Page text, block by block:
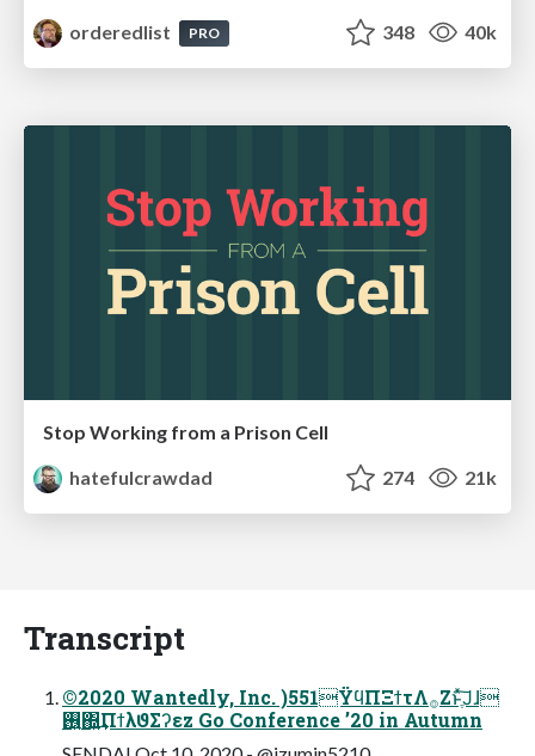
orderedlist
PRO 348 40k
Stop Working from a Prison Cell
hatefulcrawdad
274 21k
Transcript
©2020 Wantedly, Inc. )551ΫϥΠΞϯτΛ࡞Ζ͏ͱֶͯ͠Ϳɺ
࢖͍΍͍͢ΠϯλϑΣʔεz Go Conference ’20 in Autumn